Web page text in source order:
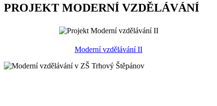
PROJEKT MODERNÍ VZDĚLÁVÁNÍ
Moderní vzdělávání II